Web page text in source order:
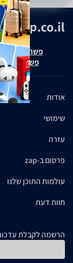
פשרה בת"צ
פשרה בת"צ
אודות
שימושי
עזרה
פרסום ב-zap
עולמות התוכן שלנו
חוות דעת
הרשמה לקבלת